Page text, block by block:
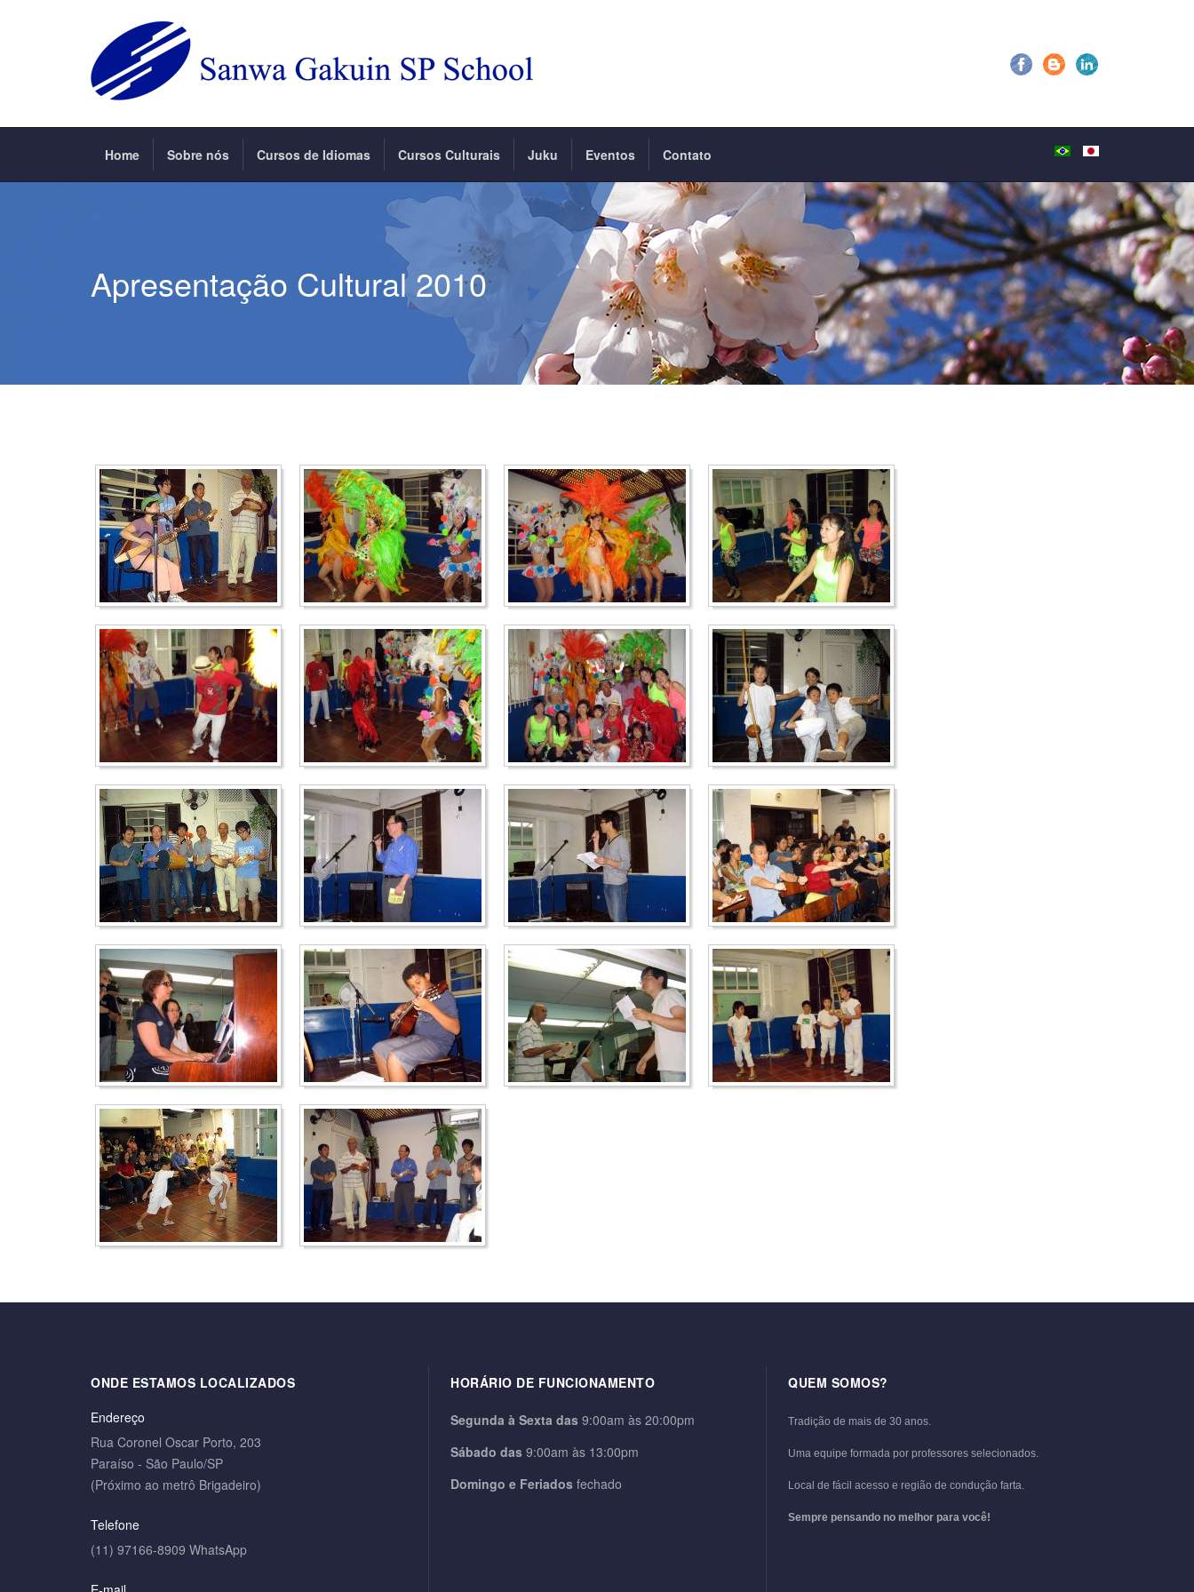
Home Sobre nós Cursos de Idiomas Cursos Culturais Juku Eventos Contato
Apresentação Cultural 2010
ONDE ESTAMOS LOCALIZADOS
Endereço
Rua Coronel Oscar Porto, 203
Paraíso - São Paulo/SP
(Próximo ao metrô Brigadeiro)
Telefone
(11) 97166-8909 WhatsApp
HORÁRIO DE FUNCIONAMENTO
Segunda à Sexta das 9:00am às 20:00pm
Sábado das 9:00am às 13:00pm
Domingo e Feriados fechado
QUEM SOMOS?
Tradição de mais de 30 anos.
Uma equipe formada por professores selecionados.
Local de fácil acesso e região de condução farta.
Sempre pensando no melhor para você!